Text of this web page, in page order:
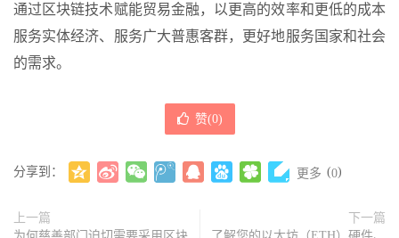
通过区块链技术赋能贸易金融，以更高的效率和更低的成本
服务实体经济、服务广大普惠客群，更好地服务国家和社会
的需求。
赞(0)
分享到： 更多 (0)
上一篇
下一篇